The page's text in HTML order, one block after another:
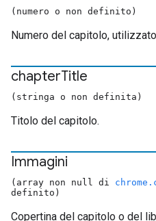
(numero o non definito)
Numero del capitolo,
chapterTitle
(stringa o non definita)
Titolo del capitolo.
Immagini
(array non null di
definito)
Copertina del capitolo o del